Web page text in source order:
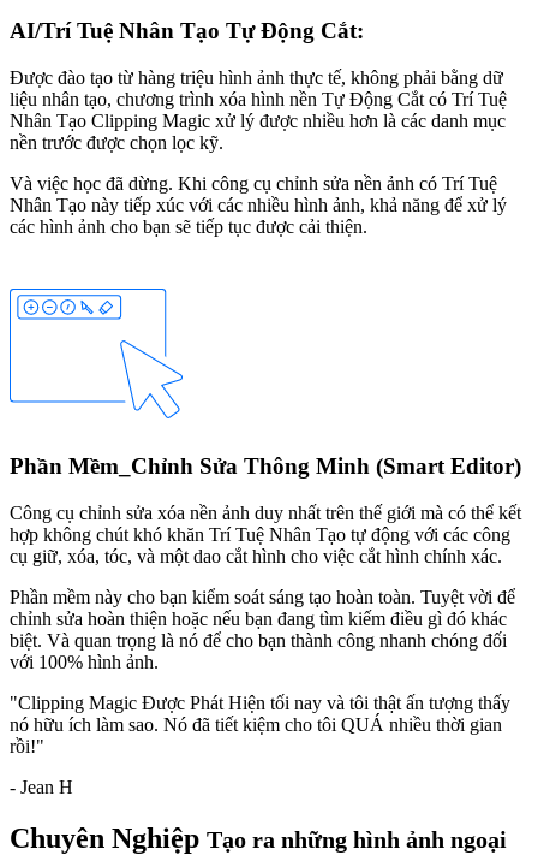
AI/Trí Tuệ Nhân Tạo Tự Động Cắt:
Được đào tạo từ hàng triệu hình ảnh thực tế, không phải bằng dữ
liệu nhân tạo, chương trình xóa hình nền Tự Động Cắt có Trí Tuệ
Nhân Tạo Clipping Magic xử lý được nhiều hơn là các danh mục
nền trước được chọn lọc kỹ.
Và việc học đã dừng. Khi công cụ chỉnh sửa nền ảnh có Trí Tuệ
Nhân Tạo này tiếp xúc với các nhiều hình ảnh, khả năng để xử lý
các hình ảnh cho bạn sẽ tiếp tục được cải thiện.
Phần Mềm_Chỉnh Sửa Thông Minh (Smart Editor)
Công cụ chỉnh sửa xóa nền ảnh duy nhất trên thế giới mà có thể kết
hợp không chút khó khăn Trí Tuệ Nhân Tạo tự động với các công
cụ giữ, xóa, tóc, và một dao cắt hình cho việc cắt hình chính xác.
Phần mềm này cho bạn kiểm soát sáng tạo hoàn toàn. Tuyệt vời để
chỉnh sửa hoàn thiện hoặc nếu bạn đang tìm kiếm điều gì đó khác
biệt. Và quan trọng là nó để cho bạn thành công nhanh chóng đối
với 100% hình ảnh.
"Clipping Magic Được Phát Hiện tối nay và tôi thật ấn tượng thấy
nó hữu ích làm sao. Nó đã tiết kiệm cho tôi QUÁ nhiều thời gian
rồi!"
- Jean H
Chuyên Nghiệp Tạo ra những hình ảnh ngoại